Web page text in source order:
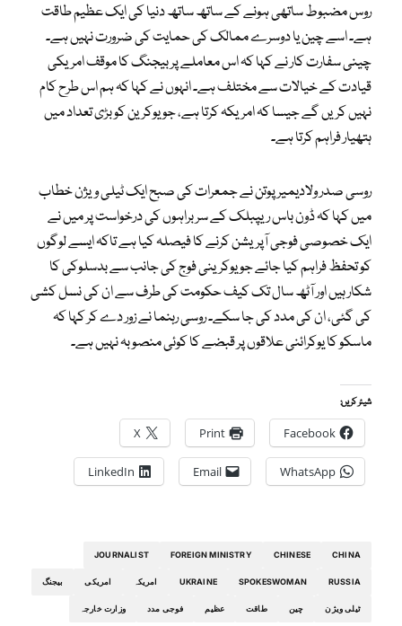
روس مضبوط ساتھی ہونے کے ساتھ ساتھ دنیا کی ایک عظیم طاقت
ہے۔ اسے چین یا دوسرے ممالک کی حمایت کی ضرورت نہیں ہے۔
چینی سفارت کار نے کہا کہ اس معاملے پر بیجنگ کا موقف امریکی
قیادت کے خیالات سے مختلف ہے۔ انہوں نے کہا کہ ہم اس طرح کام
نہیں کریں گے جیسا کہ امریکہ کرتا ہے، جو یوکرین کو بڑی تعداد میں
ہتھیار فراہم کرتا ہے۔
روسی صدر ولادیمیر پوتن نے جمعرات کی صبح ایک ٹیلی ویژن خطاب
میں کہا کہ ڈون باس ریپبلک کے سربراہوں کی درخواست پر میں نے
ایک خصوصی فوجی آپریشن کرنے کا فیصلہ کیا ہے تاکہ ایسے لوگوں
کو تحفظ فراہم کیا جائے جو یوکرینی فوج کی جانب سے بدسلوکی کا
شکار ہیں اور آٹھ سال تک کیف حکومت کی طرف سے ان کی نسل کشی
کی گئی، ان کی مدد کی جا سکے۔ روسی رہنما نے زور دے کر کہا کہ
ماسکو کا یوکرائنی علاقوں پر قبضے کا کوئی منصوبہ نہیں ہے۔
شیئر کریں:
Facebook
Print
X
WhatsApp
Email
LinkedIn
CHINA
CHINESE
FOREIGN MINISTRY
JOURNALIST
RUSSIA
SPOKESWOMAN
UKRAINE امریکہ امریکی بیجنگ
ٹیلی ویژن چین طاقت عظیم فوجی مدد وزارت خارجہ